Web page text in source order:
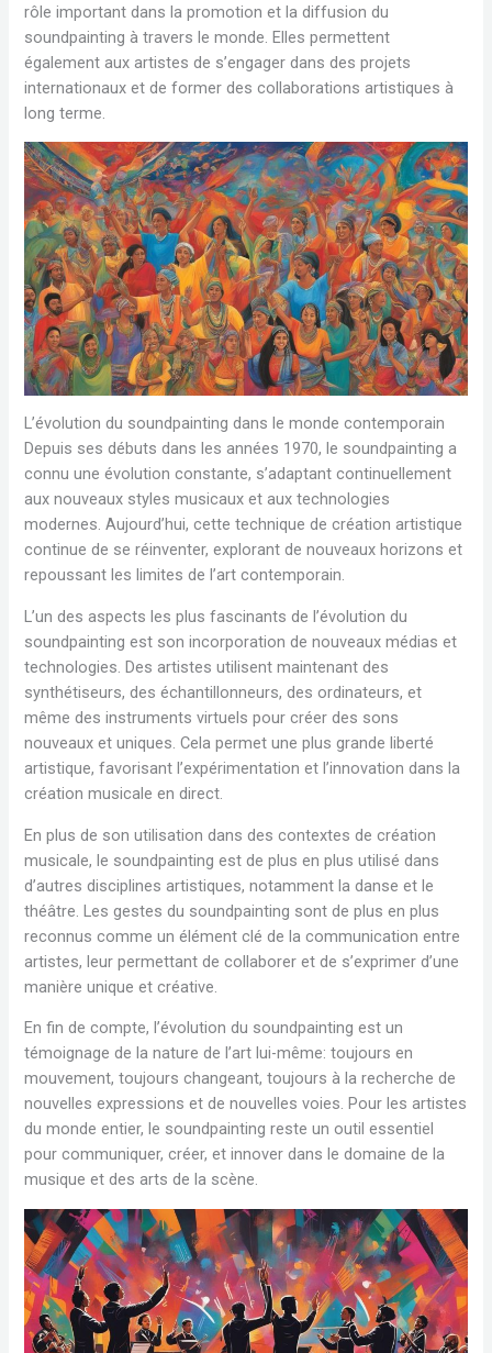
rôle important dans la promotion et la diffusion du
soundpainting à travers le monde. Elles permettent
également aux artistes de s’engager dans des projets
internationaux et de former des collaborations artistiques à
long terme.
L’évolution du soundpainting dans le monde contemporain
Depuis ses débuts dans les années 1970, le soundpainting a
connu une évolution constante, s’adaptant continuellement
aux nouveaux styles musicaux et aux technologies
modernes. Aujourd’hui, cette technique de création artistique
continue de se réinventer, explorant de nouveaux horizons et
repoussant les limites de l’art contemporain.
L’un des aspects les plus fascinants de l’évolution du
soundpainting est son incorporation de nouveaux médias et
technologies. Des artistes utilisent maintenant des
synthétiseurs, des échantillonneurs, des ordinateurs, et
même des instruments virtuels pour créer des sons
nouveaux et uniques. Cela permet une plus grande liberté
artistique, favorisant l’expérimentation et l’innovation dans la
création musicale en direct.
En plus de son utilisation dans des contextes de création
musicale, le soundpainting est de plus en plus utilisé dans
d’autres disciplines artistiques, notamment la danse et le
théâtre. Les gestes du soundpainting sont de plus en plus
reconnus comme un élément clé de la communication entre
artistes, leur permettant de collaborer et de s’exprimer d’une
manière unique et créative.
En fin de compte, l’évolution du soundpainting est un
témoignage de la nature de l’art lui-même: toujours en
mouvement, toujours changeant, toujours à la recherche de
nouvelles expressions et de nouvelles voies. Pour les artistes
du monde entier, le soundpainting reste un outil essentiel
pour communiquer, créer, et innover dans le domaine de la
musique et des arts de la scène.